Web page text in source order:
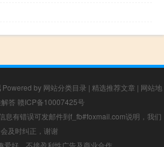
Powered by 网站分类目录 | 精选推荐文章 | 网站地
答 赣ICP备10007425号
息有错误可发邮件到f_fb#foxmail.com说明，我们
会及时纠正，谢谢